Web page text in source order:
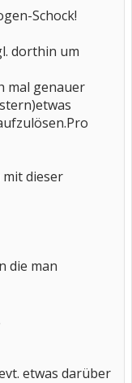
Schock!
dorthin um
mal genauer
dieser
die man
etwas darüber